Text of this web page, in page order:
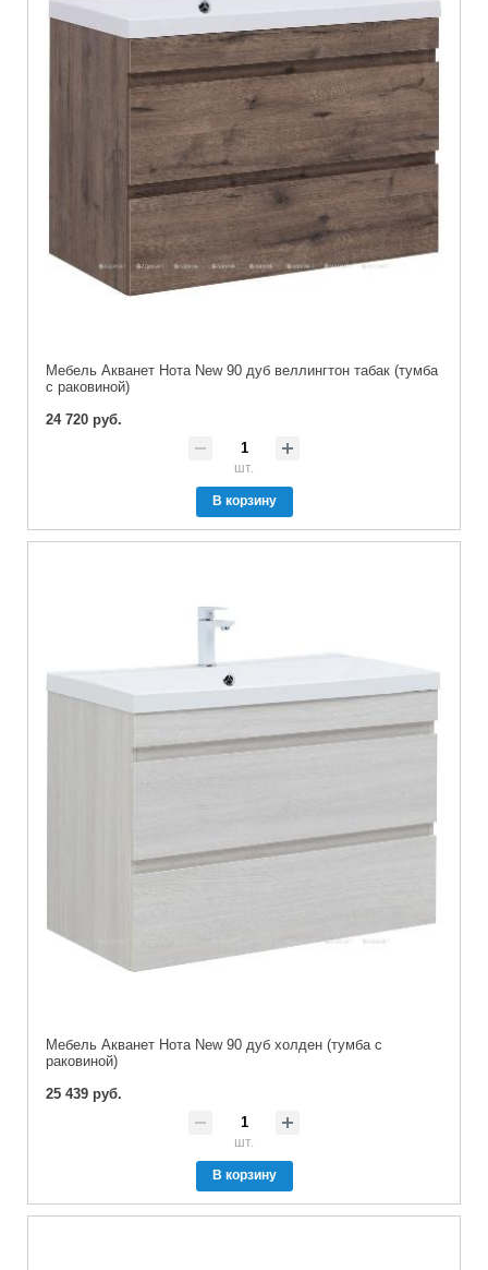
Мебель Акванет Нота New 90 дуб веллингтон табак (тумба
с раковиной)
24 720 руб.
шт.
В корзину
Мебель Акванет Нота New 90 дуб холден (тумба с
раковиной)
25 439 руб.
шт.
В корзину